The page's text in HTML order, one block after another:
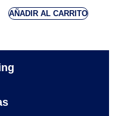
AÑADIR AL CARRITO